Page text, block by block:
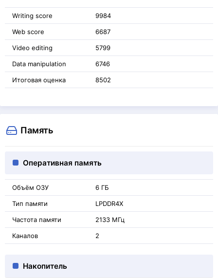
Writing score 9984
Web score 6687
Video editing 5799
Data manipulation 6746
Итоговая оценка 8502
Память
Оперативная память
Объём ОЗУ 6 ГБ
Тип памяти LPDDR4X
Частота памяти 2133 МГц
Каналов 2
Накопитель